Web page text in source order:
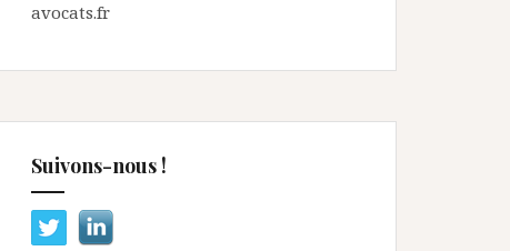
avocats.fr
Suivons-nous !